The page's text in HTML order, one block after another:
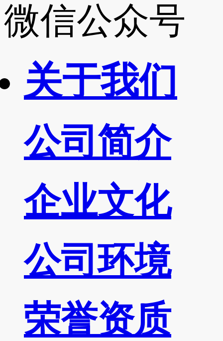
微信公众号
关于我们
公司简介
企业文化
公司环境
荣誉资质